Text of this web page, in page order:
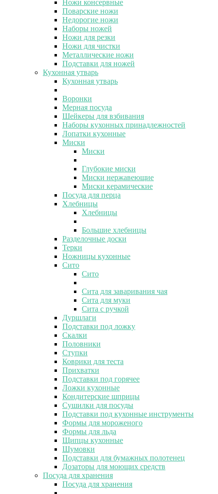
Ножи консервные
Поварские ножи
Недорогие ножи
Наборы ножей
Ножи для резки
Ножи для чистки
Металлические ножи
Подставки для ножей
Кухонная утварь
Кухонная утварь
Воронки
Мерная посуда
Шейкеры для взбивания
Наборы кухонных принадлежностей
Лопатки кухонные
Миски
Миски
Глубокие миски
Миски нержавеющие
Миски керамические
Посуда для перца
Хлебницы
Хлебницы
Большие хлебницы
Разделочные доски
Терки
Ножницы кухонные
Сито
Сито
Сита для заваривания чая
Сита для муки
Сита с ручкой
Дуршлаги
Подставки под ложку
Скалки
Половники
Ступки
Коврики для теста
Прихватки
Подставки под горячее
Ложки кухонные
Кондитерские шприцы
Сушилки для посуды
Подставки под кухонные инструменты
Формы для мороженого
Формы для льда
Щипцы кухонные
Шумовки
Подставки для бумажных полотенец
Дозаторы для моющих средств
Посуда для хранения
Посуда для хранения